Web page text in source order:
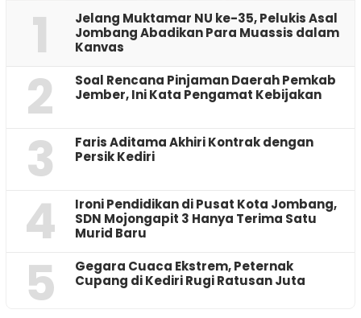
1
Jelang Muktamar NU ke-35, Pelukis Asal
Jombang Abadikan Para Muassis dalam
Kanvas
2
‎Soal Rencana Pinjaman Daerah Pemkab
Jember, Ini Kata Pengamat Kebijakan ‎
3
Faris Aditama Akhiri Kontrak dengan
Persik Kediri
4
Ironi Pendidikan di Pusat Kota Jombang,
SDN Mojongapit 3 Hanya Terima Satu
Murid Baru
5
‎Gegara Cuaca Ekstrem, Peternak
Cupang di Kediri Rugi Ratusan Juta